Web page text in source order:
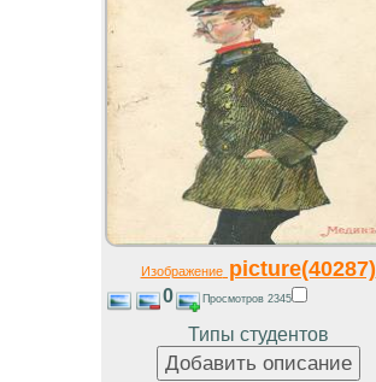
Изображениеpicture(40287)
0 Просмотров 2345
Типы студентов